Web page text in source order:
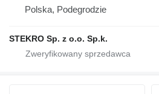
Polska, Podegrodzie
STEKRO Sp. z o.o. Sp.k.